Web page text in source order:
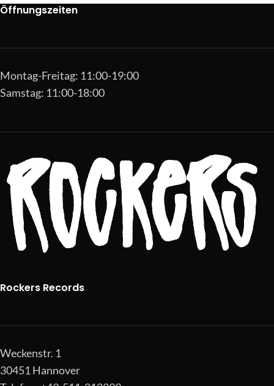
Öffnungszeiten
Montag-Freitag: 11:00-19:00
Samstag: 11:00-18:00
Rockers Records
Weckenstr. 1
30451 Hannover